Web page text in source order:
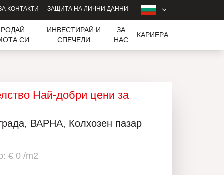
КОНТАКТИ ЗАЩИТА НА ЛИЧНИ ДАННИ
СИ
ИНВЕСТИРАЙ И
СПЕЧЕЛИ
ЗА
НАС
КАРИЕРA
Най-добри цени за
ВАРНА, Колхозен пазар
€ 0 /m2